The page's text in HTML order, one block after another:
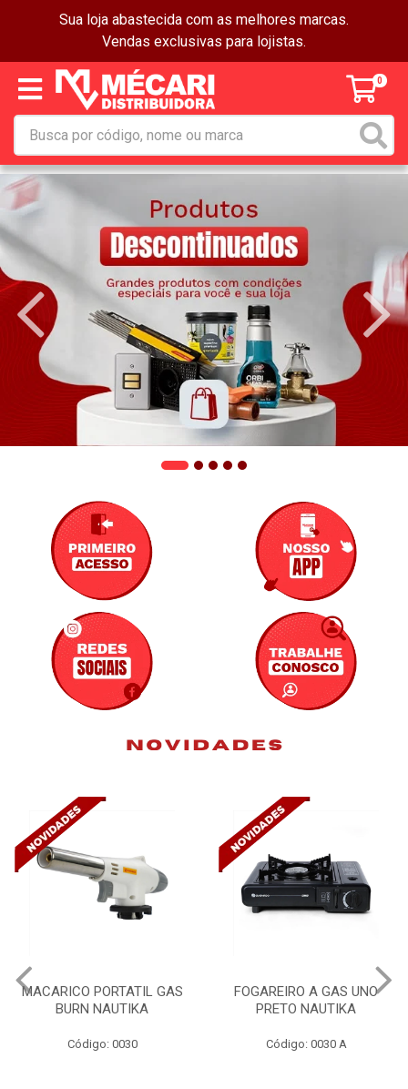
Sua loja abastecida com as melhores marcas.
Vendas exclusivas para lojistas.
0
FOGAREIRO A GAS UNO
PRETO NAUTIKA
Código: 0030 A
CANALETA 20X10X2M
C/DIVISORIA C/DUPLA FACE
Código: 4990